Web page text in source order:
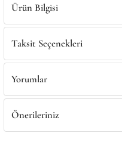
Ürün Bilgisi
Taksit Seçenekleri
Yorumlar
Önerileriniz